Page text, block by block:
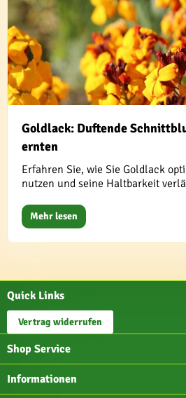
Goldlack: Duftende
ernten
Erfahren Sie, wie Sie Goldlack
nutzen und seine Haltbarkeit
Mehr lesen
Quick Links
Vertrag widerrufen
Shop Service
Informationen